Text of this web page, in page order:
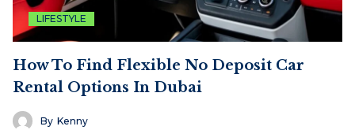
LIFESTYLE
How To Find Flexible No Deposit Car
Rental Options In Dubai
By Kenny